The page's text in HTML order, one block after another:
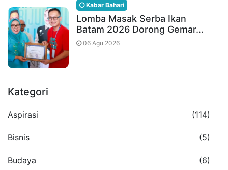
Kabar Bahari
Lomba Masak Serba Ikan
Batam 2026 Dorong Gemar…
06 Agu 2026
Kategori
Aspirasi (114)
Bisnis (5)
Budaya (6)